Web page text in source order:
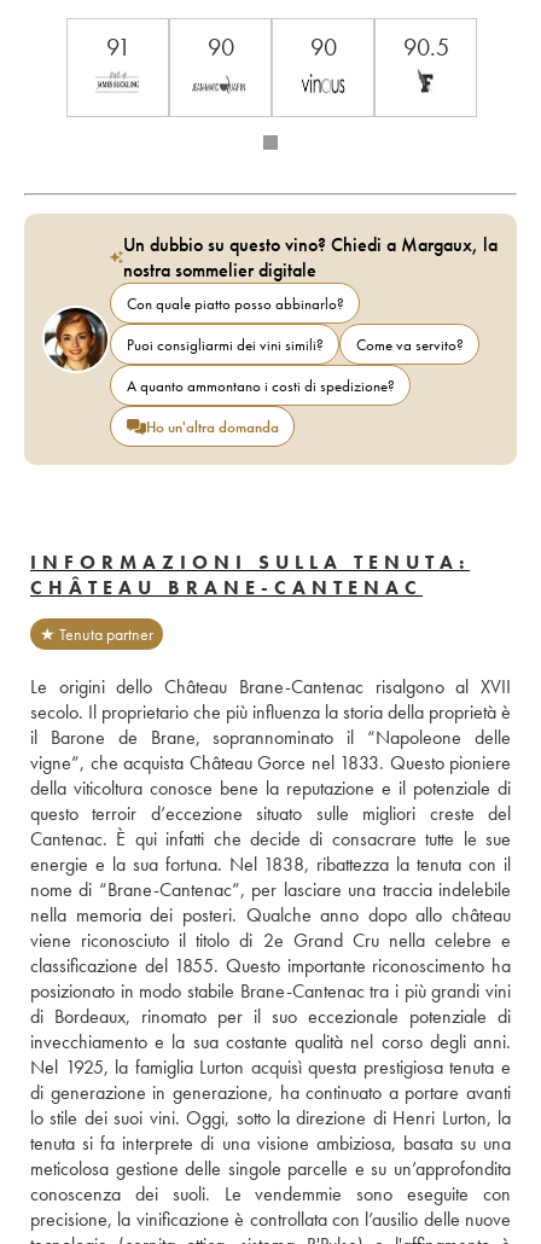
91 90 90 90.5
Un dubbio su questo vino? Chiedi a Margaux, la
nostra sommelier digitale
Con quale piatto posso abbinarlo?
Puoi consigliarmi dei vini simili?
Come va servito?
A quanto ammontano i costi di spedizione?
Ho un'altra domanda
INFORMAZIONI SULLA TENUTA:
CHÂTEAU BRANE-CANTENAC
★ Tenuta partner
Le origini dello Château Brane-Cantenac risalgono al XVII
secolo. Il proprietario che più influenza la storia della proprietà è
il Barone de Brane, soprannominato il “Napoleone delle
vigne”, che acquista Château Gorce nel 1833. Questo pioniere
della viticoltura conosce bene la reputazione e il potenziale di
questo terroir d’eccezione situato sulle migliori creste del
Cantenac. È qui infatti che decide di consacrare tutte le sue
energie e la sua fortuna. Nel 1838, ribattezza la tenuta con il
nome di “Brane-Cantenac”, per lasciare una traccia indelebile
nella memoria dei posteri. Qualche anno dopo allo château
viene riconosciuto il titolo di 2e Grand Cru nella celebre e
classificazione del 1855. Questo importante riconoscimento ha
posizionato in modo stabile Brane-Cantenac tra i più grandi vini
di Bordeaux, rinomato per il suo eccezionale potenziale di
invecchiamento e la sua costante qualità nel corso degli anni.
Nel 1925, la famiglia Lurton acquisì questa prestigiosa tenuta e
di generazione in generazione, ha continuato a portare avanti
lo stile dei suoi vini. Oggi, sotto la direzione di Henri Lurton, la
tenuta si fa interprete di una visione ambiziosa, basata su una
meticolosa gestione delle singole parcelle e su un’approfondita
conoscenza dei suoli. Le vendemmie sono eseguite con
precisione, la vinificazione è controllata con l’ausilio delle nuove